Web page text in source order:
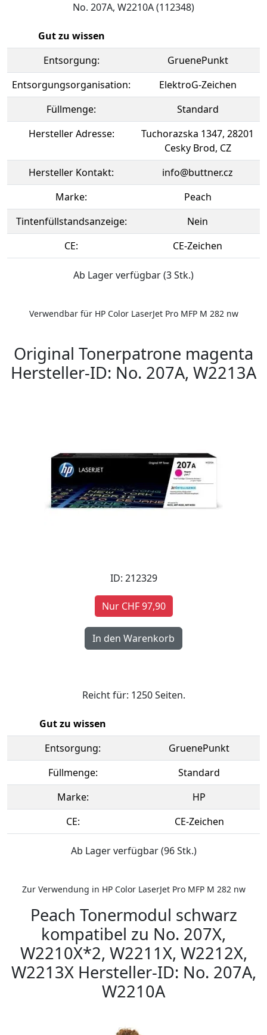
No. 207A, W2210A (112348)
Gut zu wissen
Entsorgung:
GruenePunkt
Entsorgungsorganisation:
ElektroG-Zeichen
Füllmenge:
Standard
Hersteller Adresse:
Tuchorazska 1347, 28201
Cesky Brod, CZ
Hersteller Kontakt:
info@buttner.cz
Marke:
Peach
Tintenfüllstandsanzeige:
Nein
CE:
CE-Zeichen
Ab Lager verfügbar (3 Stk.)
Verwendbar für HP Color LaserJet Pro MFP M 282 nw
Original Tonerpatrone magenta
Hersteller-ID: No. 207A, W2213A
ID: 212329
Nur CHF 97,90
Reicht für: 1250 Seiten.
Gut zu wissen
Entsorgung:
GruenePunkt
Füllmenge:
Standard
Marke:
HP
CE:
CE-Zeichen
Ab Lager verfügbar (96 Stk.)
Zur Verwendung in HP Color LaserJet Pro MFP M 282 nw
Peach Tonermodul schwarz
kompatibel zu No. 207X,
W2210X*2, W2211X, W2212X,
W2213X Hersteller-ID: No. 207A,
W2210A